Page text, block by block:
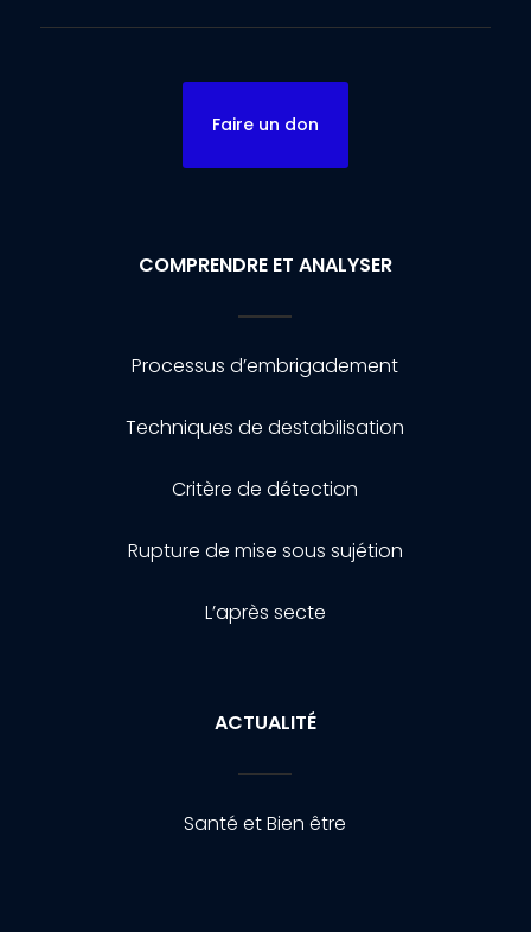
Faire un don
COMPRENDRE ET ANALYSER
Processus d’embrigadement
Techniques de destabilisation
Critère de détection
Rupture de mise sous sujétion
L’après secte
ACTUALITÉ
Santé et Bien être